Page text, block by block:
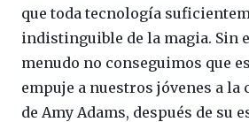
que toda tecnología
indistinguible de la magia. Sin
menudo no conseguimos que
empuje a nuestros jóvenes a la
de Amy Adams, después de su